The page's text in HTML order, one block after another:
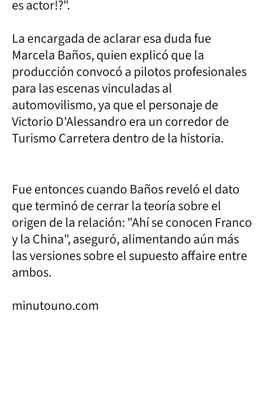
es actor!?".
La encargada de aclarar esa duda fue
Marcela Baños, quien explicó que la
producción convocó a pilotos profesionales
para las escenas vinculadas al
automovilismo, ya que el personaje de
Victorio D'Alessandro era un corredor de
Turismo Carretera dentro de la historia.
Fue entonces cuando Baños reveló el dato
que terminó de cerrar la teoría sobre el
origen de la relación: "Ahí se conocen Franco
y la China", aseguró, alimentando aún más
las versiones sobre el supuesto affaire entre
ambos.
minutouno.com